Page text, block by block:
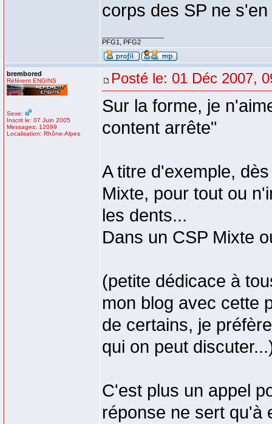
corps des SP ne
PFG1, PFG2
brembored
Référent ENGINS
Sexe:
Inscrit le: 07 Juin 2005
Messages: 12099
Localisation: Rhône-Alpes
Posté le: 01 Déc 2007,
Sur la forme, je
content arrête"
A titre d'exemple,
Mixte, pour tout ou
les dents...
Dans un CSP Mixte
(petite dédicace à
mon blog avec cette
de certains, je
qui on peut
C'est plus un appel
réponse ne sert qu'à